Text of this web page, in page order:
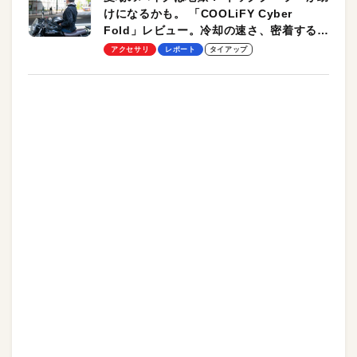
けになるかも。 「COOLiFY Cyber
Fold」レビュー。冷却の速さ、密着する冷
却プレート、シンプルな操作性がグッド！
アクセサリ レポート タイアップ